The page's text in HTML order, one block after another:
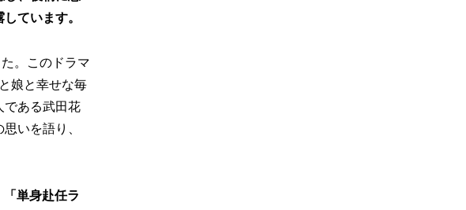
ています。
。このドラマ
娘と幸せな毎
である武田花
いを語り、
単身赴任ラ